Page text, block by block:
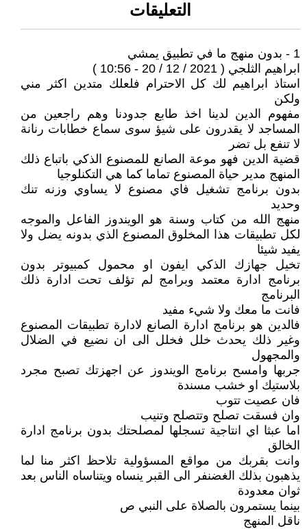
التعليقات
1 - بدون منهج ما في تطبيق يمشي
ابراهيم الثلجي ( 2021 / 12 / 20 - 10:56 )
استاذ ابراهيم لك كل الاحترام فلعلك متدين اكثر مني
ولكن
مفهوم الدين لدينا اخذ طابع جدودنا وهم راجعين من
المساجد لا يقدرون على شيؤ سوى سماع خطابات رنانة
لا تنفع بل تضر
قضية الدين فهو موعة الصانع للمصنوع الذكي باتباع ذلك
المنهج مدير حياة المصنوع تماما كما هي التكنلوجيا
بدون برنامج تشغيل فاي مصنوع لا يساوي وزنه تنك
وحديد
منهج الله من كتاب وسنة هو الويندوز الفاعل والموجه
لكل تطبيقات هذا المخلوق المصنوع الذي بدونه يضل ولا
يفيد شيئا
تخيل جهازك الذكي ايفون او محمول كمبيوتر بدون
برنامج ادارة معتمد وبرامج لم تؤلف تحت ادارة ذلك
البرنامج
فانت ما معك ولا شيء مفيد
فالدين هو برنامج ادارة الصانع لادارة تطبيقات المصنوع
وغير ذلك يحدث خلل فخلل الى ان نضيع في الضلال
والمجهول
جربها وامسح برنامج الويندوز عن اجهزتك تصبح مجرد
بلاستيك او خشب مسندة
فان عصيت تتوب
وان فسقت تصلح وتتصلح وتنيب
اما عبثا اي انتاجية تسجلها لمصلحتك بدون برنامج ادارة
الخالق
وانت بقربك من مواقع المسؤولية تلاحظ اكثر منا لما
يذهبون بذلك الغضنفر الى القبر ينساه ويتناساه الناس بعد
ثوان معدودة
بينما يستمرون بالصلاة على النبي ص
ناقل المنهج